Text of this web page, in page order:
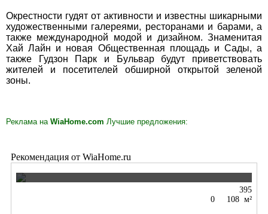
Окрестности гудят от активности и известны шикарными
художественными галереями, ресторанами и барами, а
также международной модой и дизайном. Знаменитая
Хай Лайн и новая Общественная площадь и Сады, а
также Гудзон Парк и Бульвар будут приветствовать
жителей и посетителей обширной открытой зеленой
зоны.
Реклама на WiaHome.com Лучшие предложения:
Рекомендация от WiaHome.ru
395
0 108 м²